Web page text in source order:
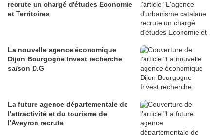
recrute un chargé d'études Economie
et Territoires
La nouvelle agence économique
Dijon Bourgogne Invest recherche
sa/son D.G
La future agence départementale de
l'attractivité et du tourisme de
l'Aveyron recrute